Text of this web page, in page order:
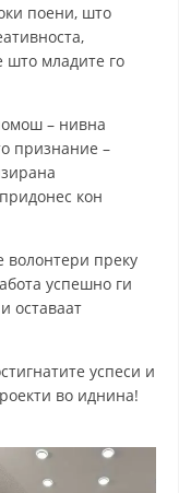
поени, што
што младите го
– нивна
признание –
кон
волонтери преку
успешно ги
оставаат
успеси и
во иднина!